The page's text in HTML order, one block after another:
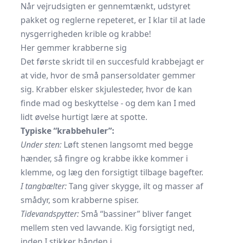
Når vejrudsigten er gennemtænkt, udstyret
pakket og reglerne repeteret, er I klar til at lade
nysgerrigheden krible og krabbe!
Her gemmer krabberne sig
Det første skridt til en succesfuld krabbejagt er
at vide, hvor de små pansersoldater gemmer
sig. Krabber elsker skjulesteder, hvor de kan
finde mad og beskyttelse - og dem kan I med
lidt øvelse hurtigt lære at spotte.
Typiske “krabbehuler”:
Under sten: Løft stenen langsomt med begge
hænder, så fingre og krabbe ikke kommer i
klemme, og læg den forsigtigt tilbage bagefter.
I tangbælter:Tang giver skygge, ilt og masser af
smådyr, som krabberne spiser.
Tidevandspytter: Små “bassiner” bliver fanget
mellem sten ved lavvande. Kig forsigtigt ned,